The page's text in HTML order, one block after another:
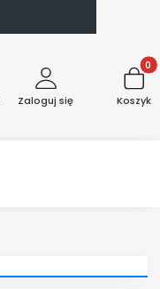
Zaloguj się Koszyk